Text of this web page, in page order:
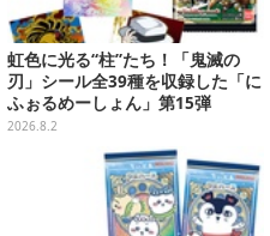
虹色に光る“柱”たち！「鬼滅の
刃」シール全39種を収録した「に
ふぉるめーしょん」第15弾
2026.8.2